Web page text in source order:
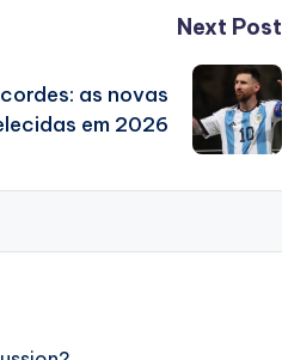
Next Post
as novas
em 2026